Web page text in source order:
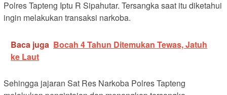
Polres Tapteng Iptu R Sipahutar. Tersangka saat itu diketahui
ingin melakukan transaksi narkoba.
Baca juga Bocah 4 Tahun Ditemukan Tewas, Jatuh
ke Laut
Sehingga jajaran Sat Res Narkoba Polres Tapteng